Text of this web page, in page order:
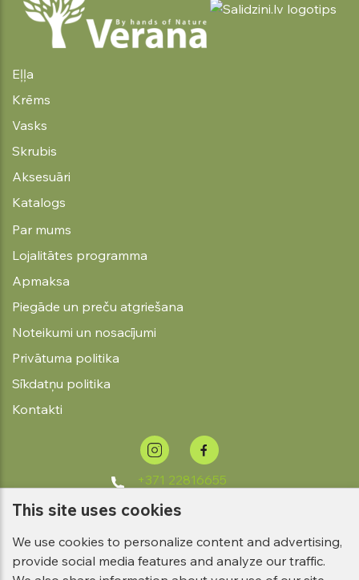
Eļļa
Krēms
Vasks
Skrubis
Aksesuāri
Katalogs
Par mums
Lojalitātes programma
Apmaksa
Piegāde un preču atgriešana
Noteikumi un nosacījumi
Privātuma politika
Sīkdatņu politika
Kontakti
+371 22816655
info@verana-
This site uses cookies
We use cookies to personalize content and advertising,
provide social media features and analyze our traffic.